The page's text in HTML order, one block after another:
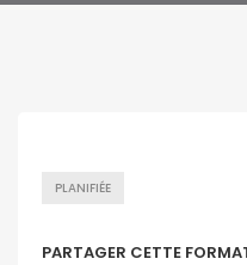
PLANIFIÉE
PARTAGER CETTE